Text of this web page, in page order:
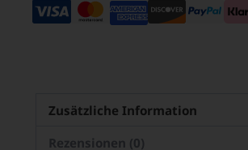
Zusätzliche Information
Rezensionen (0)